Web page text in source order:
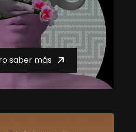
saber más